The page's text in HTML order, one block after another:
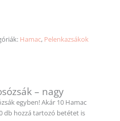
Hamac, Pelenkazsákok
– nagy
egyben! Akár 10 Hamac
db hozzá tartozó betétet is